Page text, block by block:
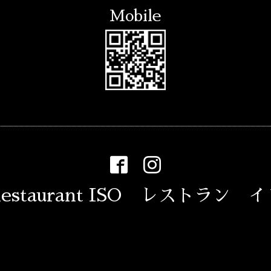
Mobile
ISO レストラン イ